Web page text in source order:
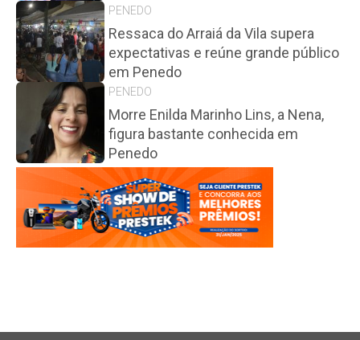
PENEDO
Ressaca do Arraiá da Vila supera
expectativas e reúne grande público
em Penedo
PENEDO
Morre Enilda Marinho Lins, a Nena,
figura bastante conhecida em
Penedo